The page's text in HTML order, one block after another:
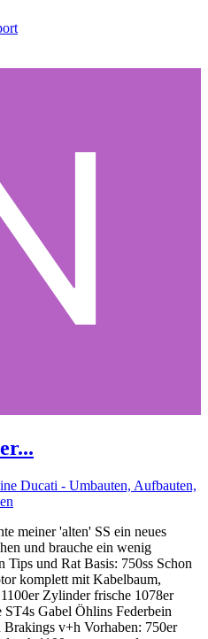
Ducati - Umbauten, Aufbauten,
meiner 'alten' SS ein neues
und brauche ein wenig
und Rat Basis: 750ss Schon
komplett mit Kabelbaum,
Zylinder frische 1078er
Gabel Öhlins Federbein
Brakings v+h Vorhaben: 750er